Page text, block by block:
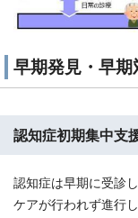
早期発見・早期
認知症初期集中支
認知症は早期に受診
ケアが行われず進行